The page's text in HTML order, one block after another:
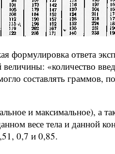
формулировка ответа
«количество
составлять граммов,
и максимальное), а
весе тела и данной
0,7 и 0,85.